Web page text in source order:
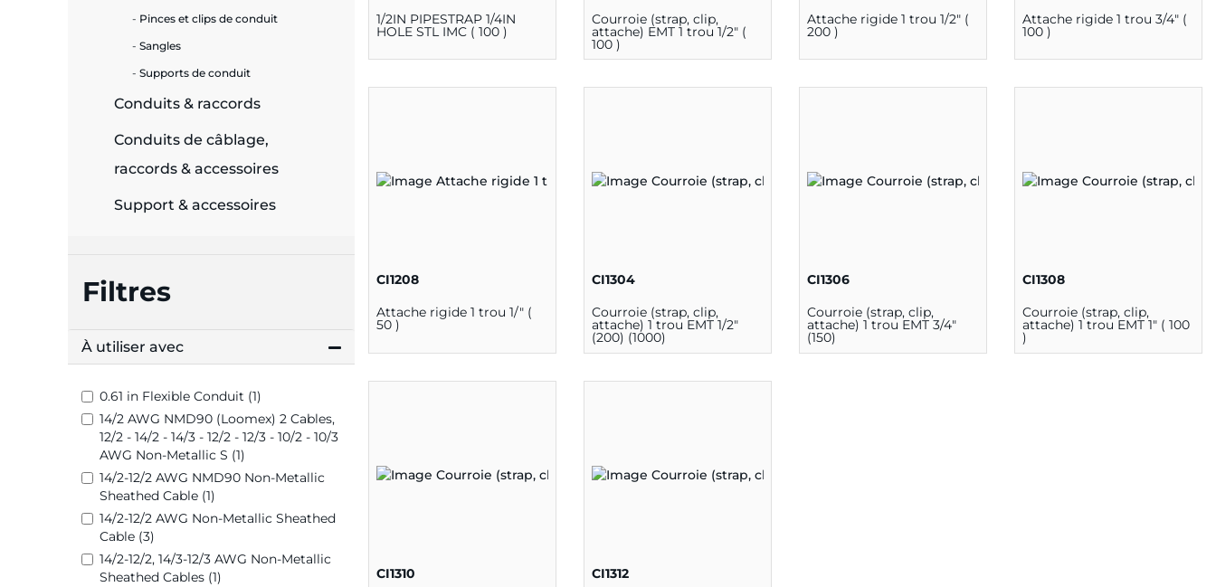
Pinces et clips de conduit
Sangles
Supports de conduit
Conduits & raccords
Conduits de câblage,
raccords & accessoires
Support & accessoires
Filtres
À utiliser avec
0.61 in Flexible Conduit (1)
14/2 AWG NMD90 (Loomex) 2 Cables,
12/2 - 14/2 - 14/3 - 12/2 - 12/3 - 10/2 - 10/3
AWG Non-Metallic S (1)
14/2-12/2 AWG NMD90 Non-Metallic
Sheathed Cable (1)
14/2-12/2 AWG Non-Metallic Sheathed
Cable (3)
14/2-12/2, 14/3-12/3 AWG Non-Metallic
Sheathed Cables (1)
1/2IN PIPESTRAP 1/4IN
HOLE STL IMC ( 100 )
Courroie (strap, clip,
attache) EMT 1 trou 1/2" (
100 )
Attache rigide 1 trou 1/2" (
200 )
Attache rigide 1 trou 3/4" (
100 )
CI1208
Attache rigide 1 trou 1/" (
50 )
CI1304
Courroie (strap, clip,
attache) 1 trou EMT 1/2"
(200) (1000)
CI1306
Courroie (strap, clip,
attache) 1 trou EMT 3/4"
(150)
CI1308
Courroie (strap, clip,
attache) 1 trou EMT 1" ( 100
)
CI1310 CI1312